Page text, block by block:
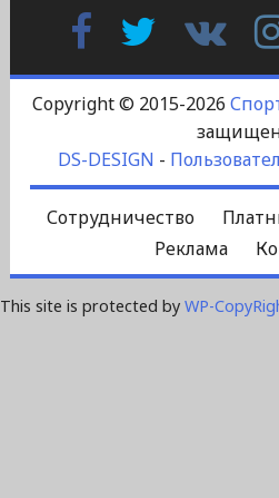
FacebookTwitter
Copyright © 2015-2026
DS-DESIGN -
Сотрудничество
Реклама
This site is protected by WP-